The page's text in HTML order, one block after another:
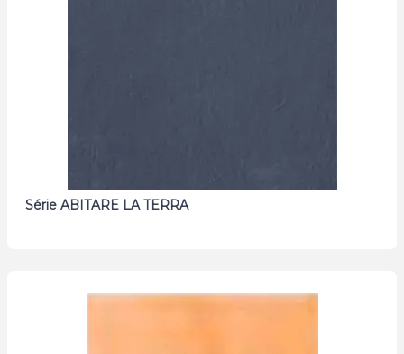
Série ABITARE LA TERRA